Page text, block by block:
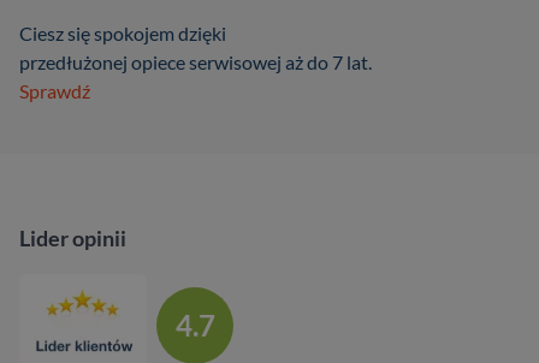
Ciesz się spokojem dzięki
przedłużonej opiece serwisowej aż do 7 lat.
Sprawdź
Lider opinii
4.7